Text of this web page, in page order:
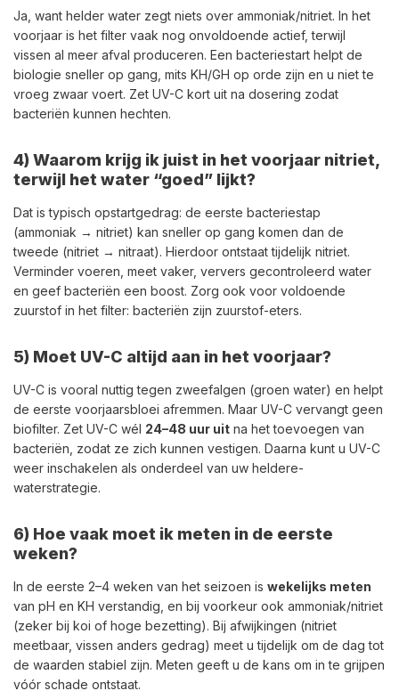
Ja, want helder water zegt niets over ammoniak/nitriet. In het
voorjaar is het filter vaak nog onvoldoende actief, terwijl
vissen al meer afval produceren. Een bacteriestart helpt de
biologie sneller op gang, mits KH/GH op orde zijn en u niet te
vroeg zwaar voert. Zet UV-C kort uit na dosering zodat
bacteriën kunnen hechten.
4) Waarom krijg ik juist in het voorjaar nitriet,
terwijl het water “goed” lijkt?
Dat is typisch opstartgedrag: de eerste bacteriestap
(ammoniak → nitriet) kan sneller op gang komen dan de
tweede (nitriet → nitraat). Hierdoor ontstaat tijdelijk nitriet.
Verminder voeren, meet vaker, ververs gecontroleerd water
en geef bacteriën een boost. Zorg ook voor voldoende
zuurstof in het filter: bacteriën zijn zuurstof-eters.
5) Moet UV-C altijd aan in het voorjaar?
UV-C is vooral nuttig tegen zweefalgen (groen water) en helpt
de eerste voorjaarsbloei afremmen. Maar UV-C vervangt geen
biofilter. Zet UV-C wél 24–48 uur uit na het toevoegen van
bacteriën, zodat ze zich kunnen vestigen. Daarna kunt u UV-C
weer inschakelen als onderdeel van uw heldere-
waterstrategie.
6) Hoe vaak moet ik meten in de eerste
weken?
In de eerste 2–4 weken van het seizoen is wekelijks meten
van pH en KH verstandig, en bij voorkeur ook ammoniak/nitriet
(zeker bij koi of hoge bezetting). Bij afwijkingen (nitriet
meetbaar, vissen anders gedrag) meet u tijdelijk om de dag tot
de waarden stabiel zijn. Meten geeft u de kans om in te grijpen
vóór schade ontstaat.